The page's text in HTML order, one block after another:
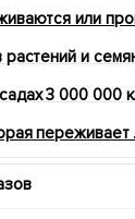
или
растений и
3 000 000